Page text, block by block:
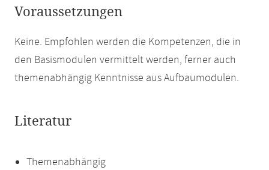
Voraussetzungen
Keine. Empfohlen werden die Kompetenzen, die in
den Basismodulen vermittelt werden, ferner auch
themenabhängig Kenntnisse aus Aufbaumodulen.
Literatur
Themenabhängig